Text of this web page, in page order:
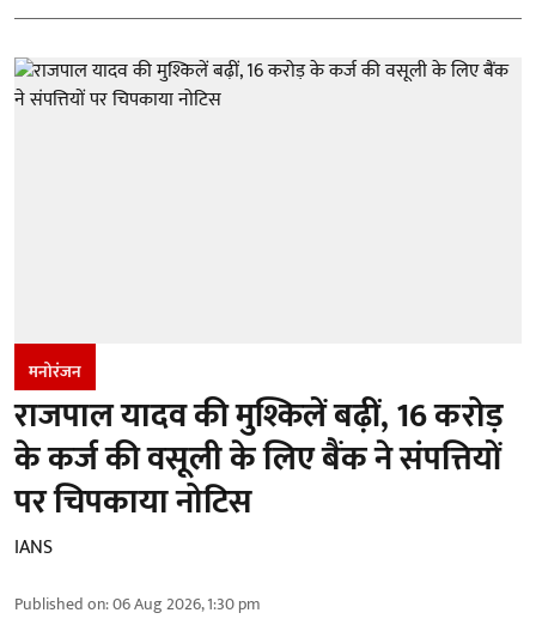
मनोरंजन
राजपाल यादव की मुश्किलें बढ़ीं, 16 करोड़
के कर्ज की वसूली के लिए बैंक ने संपत्तियों
पर चिपकाया नोटिस
IANS
Published on:06 Aug 2026, 1:30 pm